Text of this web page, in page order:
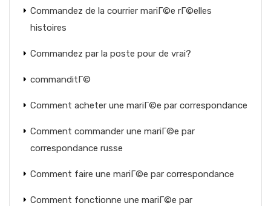
Commandez de la courrier mariГ©e rГ©elles
histoires
Commandez par la poste pour de vrai?
commanditГ©
Comment acheter une mariГ©e par correspondance
Comment commander une mariГ©e par
correspondance russe
Comment faire une mariГ©e par correspondance
Comment fonctionne une mariГ©e par